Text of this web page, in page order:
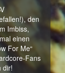
den
Imbiss,
einen
For Me“
Fans
dir!